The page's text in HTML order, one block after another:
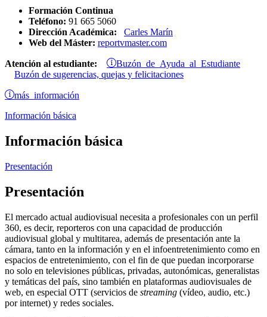
Formación Continua
Teléfono: 91 665 5060
Dirección Académica:
Carles Marín
Web del Máster: reportvmaster.com
Atención al estudiante: Buzón de Ayuda al Estudiante
Buzón de sugerencias, quejas y felicitaciones
más información
Información básica
Información básica
Presentación
Presentación
El mercado actual audiovisual necesita a profesionales con un perfil
360, es decir, reporteros con una capacidad de producción
audiovisual global y multitarea, además de presentación ante la
cámara, tanto en la información y en el infoentretenimiento como en
espacios de entretenimiento, con el fin de que puedan incorporarse
no solo en televisiones públicas, privadas, autonómicas, generalistas
y temáticas del país, sino también en plataformas audiovisuales de
web, en especial OTT (servicios de streaming (vídeo, audio, etc.)
por internet) y redes sociales.